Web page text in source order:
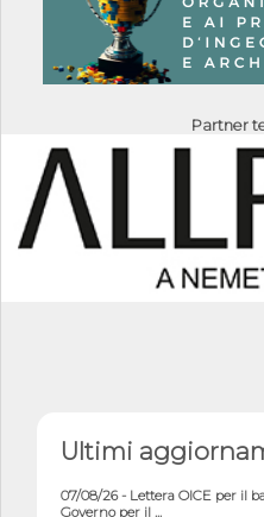
Partner
Ultimi
07/08/26 - Lettera OICE per il
Governo per il ...